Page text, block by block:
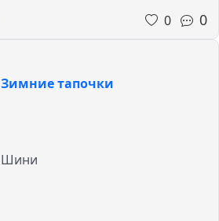
0
0
Зимние тапочки
Шини